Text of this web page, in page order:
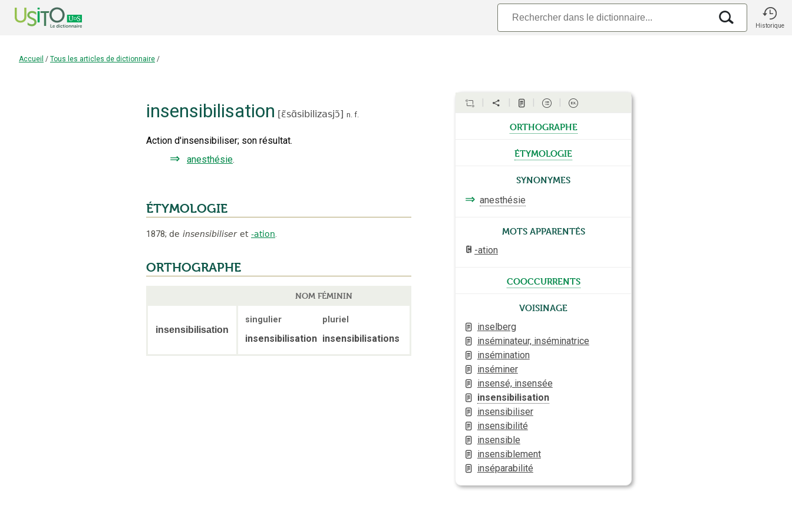
Historique
Accueil / Tous les articles de dictionnaire /
insensibilisation [ɛ̃sɑ̃sibilizasjɔ̃] n. f.
Action d'insensibiliser; son résultat.
⇒ anesthésie.
ÉTYMOLOGIE
1878; de insensibiliser et -ation.
ORTHOGRAPHE
NOM FÉMININ
insensibilisation
singulier pluriel
insensibilisation insensibilisations
orthographe
étymologie
Synonymes
⇒ anesthésie
Mots apparentés
-ation
cooccurrents
Voisinage
inselberg
inséminateur, inséminatrice
insémination
inséminer
insensé, insensée
insensibilisation
insensibiliser
insensibilité
insensible
insensiblement
inséparabilité